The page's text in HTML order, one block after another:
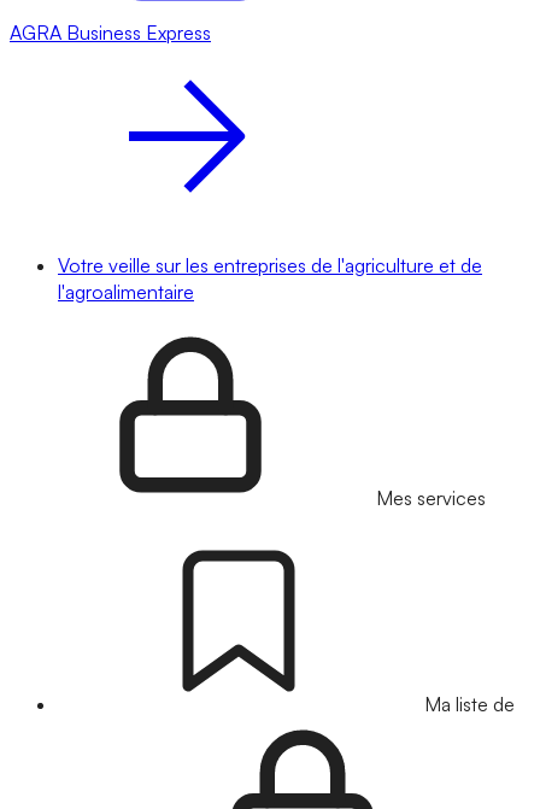
AGRA Business Express
Votre veille sur les entreprises de l'agriculture et de
l'agroalimentaire
Mes services
Ma liste de